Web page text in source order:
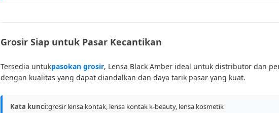
Grosir Siap untuk Pasar Kecantikan
Tersedia untukpasokan grosir, Lensa Black Amber ideal untuk distributor dan
dengan kualitas yang dapat diandalkan dan daya tarik pasar yang kuat.
Kata kunci:grosir lensa kontak, lensa kontak k-beauty, lensa kosmetik